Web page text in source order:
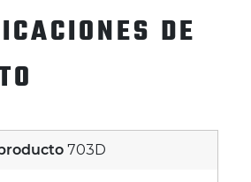
DE
703D